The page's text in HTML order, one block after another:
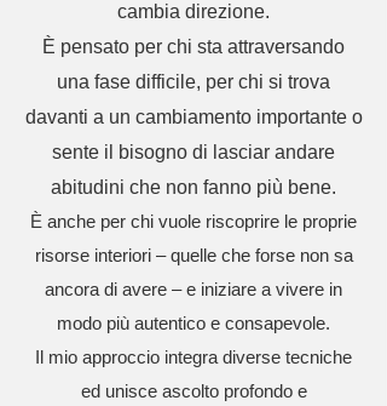
cambia direzione.
È pensato per chi sta attraversando
una fase difficile, per chi si trova
davanti a un cambiamento importante o
sente il bisogno di lasciar andare
abitudini che non fanno più bene.
È anche per chi vuole riscoprire le proprie
risorse interiori – quelle che forse non sa
ancora di avere – e iniziare a vivere in
modo più autentico e consapevole.
Il mio approccio integra diverse tecniche
ed unisce ascolto profondo e